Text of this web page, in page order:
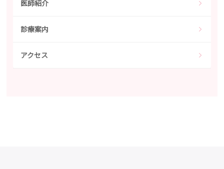
医師紹介
診療案内
アクセス